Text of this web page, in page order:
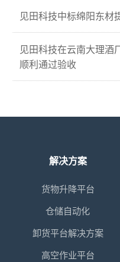
见田科技中标绵阳东材
见田科技在云南大理酒
顺利通过验收
解决方案
货物升降平台
仓储自动化
卸货平台解决方案
高空作业平台